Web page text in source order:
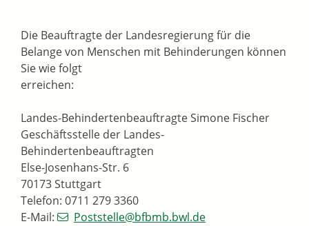
Die Beauftragte der Landesregierung für die
Belange von Menschen mit Behinderungen können
Sie wie folgt
erreichen:
Landes-Behindertenbeauftragte Simone Fischer
Geschäftsstelle der Landes-
Behindertenbeauftragten
Else-Josenhans-Str. 6
70173 Stuttgart
Telefon: 0711 279 3360
E-Mail:
Poststelle@bfbmb.bwl.de